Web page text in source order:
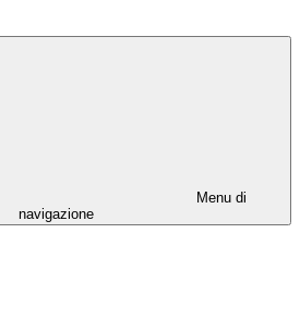
Menu di
navigazione